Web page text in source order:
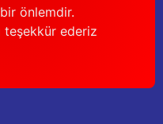
bir önlemdir.
teşekkür ederiz